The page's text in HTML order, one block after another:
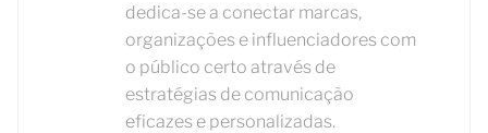
dedica-se a conectar marcas,
organizações e influenciadores com
o público certo através de
estratégias de comunicação
eficazes e personalizadas.